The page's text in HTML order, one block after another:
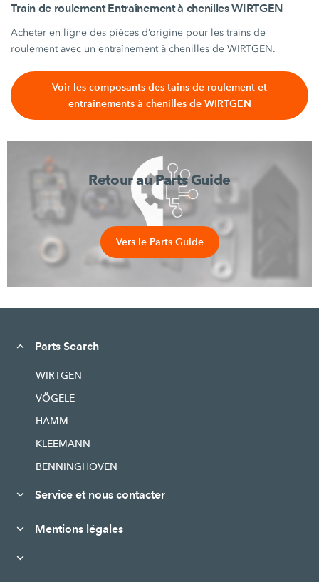
Train de roulement Entraînement à chenilles WIRTGEN
Acheter en ligne des pièces d’origine pour les trains de
roulement avec un entraînement à chenilles de WIRTGEN.
Voir les composants des tains de roulement et
entraînements à chenilles de WIRTGEN
Retour au Parts Guide
Vers le Parts Guide
Parts Search
WIRTGEN
VÖGELE
HAMM
KLEEMANN
BENNINGHOVEN
Service et nous contacter
Mentions légales